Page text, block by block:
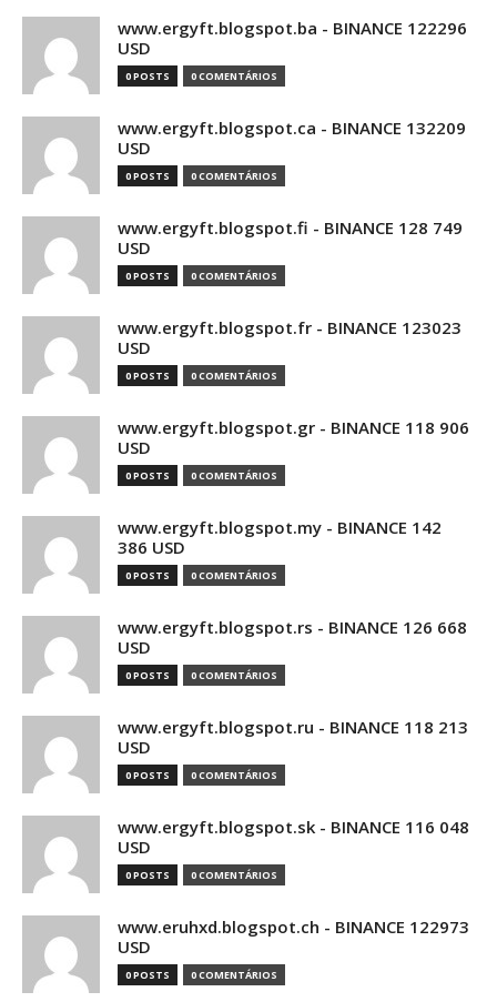
www.ergyft.blogspot.ba - BINANCE 122296
USD
0 POSTS 0 COMENTÁRIOS
www.ergyft.blogspot.ca - BINANCE 132209
USD
0 POSTS 0 COMENTÁRIOS
www.ergyft.blogspot.fi - BINANCE 128 749
USD
0 POSTS 0 COMENTÁRIOS
www.ergyft.blogspot.fr - BINANCE 123023
USD
0 POSTS 0 COMENTÁRIOS
www.ergyft.blogspot.gr - BINANCE 118 906
USD
0 POSTS 0 COMENTÁRIOS
www.ergyft.blogspot.my - BINANCE 142
386 USD
0 POSTS 0 COMENTÁRIOS
www.ergyft.blogspot.rs - BINANCE 126 668
USD
0 POSTS 0 COMENTÁRIOS
www.ergyft.blogspot.ru - BINANCE 118 213
USD
0 POSTS 0 COMENTÁRIOS
www.ergyft.blogspot.sk - BINANCE 116 048
USD
0 POSTS 0 COMENTÁRIOS
www.eruhxd.blogspot.ch - BINANCE 122973
USD
0 POSTS 0 COMENTÁRIOS